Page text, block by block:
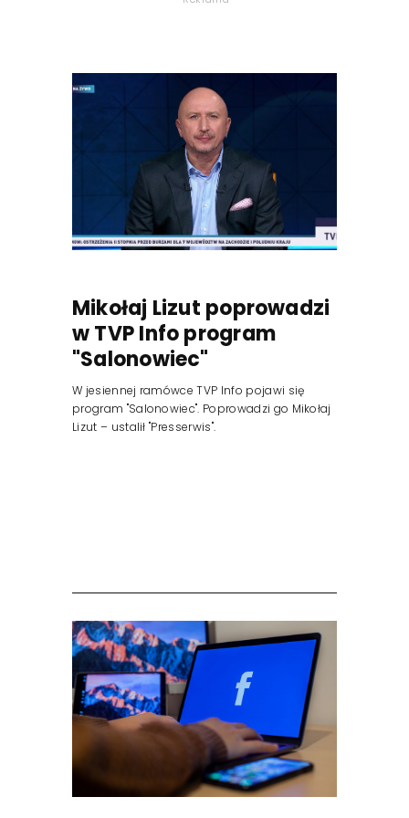
Mikołaj Lizut poprowadzi
w TVP Info program
"Salonowiec"
W jesiennej ramówce TVP Info pojawi się
program "Salonowiec". Poprowadzi go Mikołaj
Lizut – ustalił "Presserwis".